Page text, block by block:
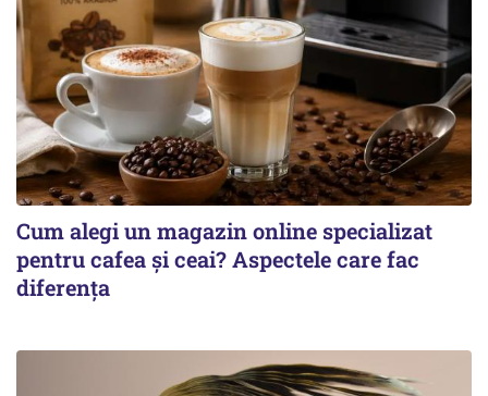
Cum alegi un magazin online specializat
pentru cafea și ceai? Aspectele care fac
diferența